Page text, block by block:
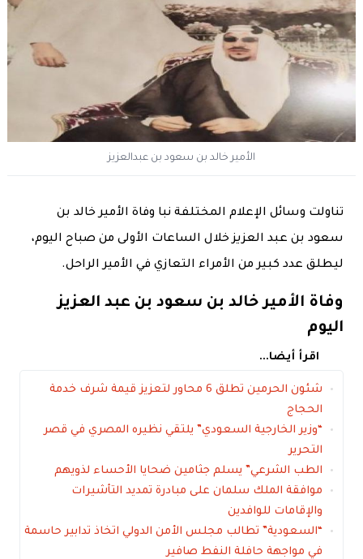
الأمير خالد بن سعود بن عبدالعزيز
تناولت وسائل الإعلام المختلفة نبا وفاة الأمير خالد بن
سعود بن عبد العزيز خلال الساعات الأولى من صباح اليوم،
ليطلق عدد كبير من الأمراء التعازي في الأمير الراحل.
وفاة الأمير خالد بن سعود بن عبد العزيز
اليوم
اقرأ أيضا...
شئون الحرمين تطلق 6 محاور لتعزيز قيمة شرف خدمة
الحجاج
“وزير الخارجية السعودي” يلتقي نظيره المصري في قصر
التحرير
الطب الشرعي” يسلم جثامين ضحايا الأحساء لذويهم
موافقة الملك سلمان على مبادرة تمديد التأشيرات
والإقامات للوافدين
“السعودية” تطالب مجلس الأمن الدولي اتخاذ تدابير حاسمة
في مواجهة حافلة النفط صافير